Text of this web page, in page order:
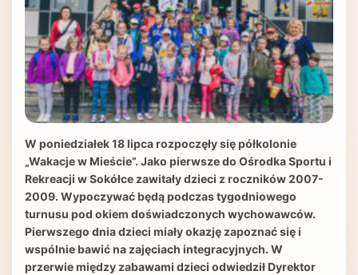
W poniedziałek 18 lipca rozpoczęły się półkolonie
„Wakacje w Mieście”. Jako pierwsze do Ośrodka Sportu i
Rekreacji w Sokółce zawitały dzieci z roczników 2007-
2009. Wypoczywać będą podczas tygodniowego
turnusu pod okiem doświadczonych wychowawców.
Pierwszego dnia dzieci miały okazję zapoznać się i
wspólnie bawić na zajęciach integracyjnych. W
przerwie między zabawami dzieci odwiedził Dyrektor